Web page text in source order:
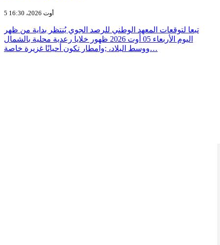
5 أوت 2026، 16:30
تبعا لتوقعات المعهد الوطني للرصد الجوي يُنتظر بداية من ظهر
اليوم الأربعاء 05 أوت 2026 ظهور خلايا رعدية محلية بالشمال
ووسط البلاد، ;وامطار تكون أحيانًا غزيرة خاصة…